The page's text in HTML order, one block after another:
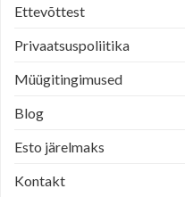
Ettevõttest
Privaatsuspoliitika
Müügitingimused
Blog
Esto järelmaks
Kontakt